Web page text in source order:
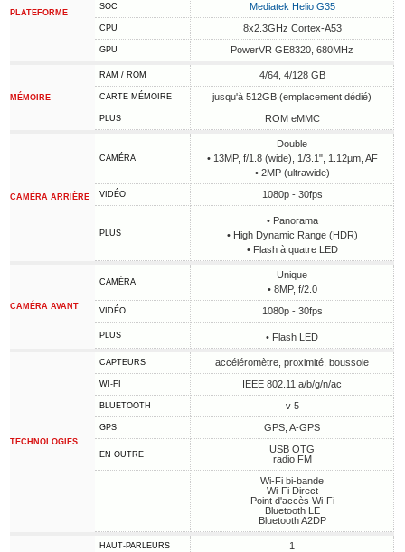
PLATEFORME
SOC Mediatek Helio G35
CPU 8x2.3GHz Cortex-A53
GPU PowerVR GE8320, 680MHz
MÉMOIRE
RAM / ROM 4/64, 4/128 GB
CARTE MÉMOIRE jusqu'à 512GB (emplacement dédié)
PLUS ROM eMMC
CAMÉRA ARRIÈRE
CAMÉRA
Double
• 13MP, f/1.8 (wide), 1/3.1", 1.12µm, AF
• 2MP (ultrawide)
VIDÉO 1080p - 30fps
PLUS
• Panorama
• High Dynamic Range (HDR)
• Flash à quatre LED
CAMÉRA AVANT
CAMÉRA
Unique
• 8MP, f/2.0
VIDÉO 1080p - 30fps
PLUS • Flash LED
TECHNOLOGIES
CAPTEURS accéléromètre, proximité, boussole
WI-FI IEEE 802.11 a/b/g/n/ac
BLUETOOTH v 5
GPS GPS, A-GPS
EN OUTRE
USB OTG
radio FM
Wi-Fi bi-bande
Wi-Fi Direct
Point d'accès Wi-Fi
Bluetooth LE
Bluetooth A2DP
HAUT-PARLEURS 1